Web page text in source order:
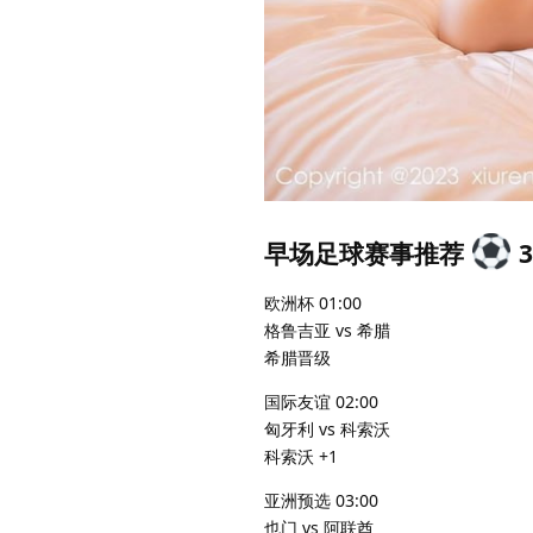
早场足球赛事推荐
欧洲杯 01:00
格鲁吉亚 vs 希腊
希腊晋级
国际友谊 02:00
匈牙利 vs 科索沃
科索沃 +1
亚洲预选 03:00
也门 vs 阿联酋